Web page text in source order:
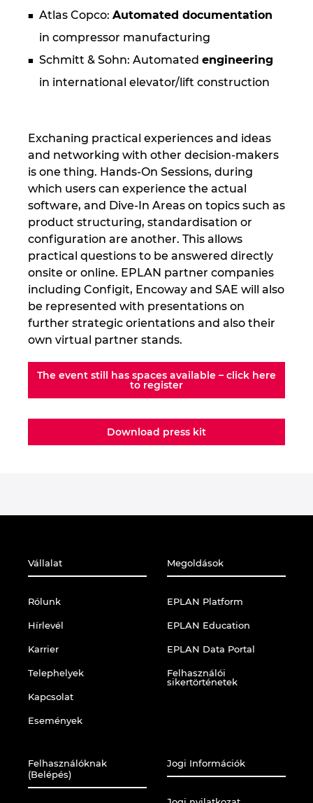
Atlas Copco: Automated documentation
in compressor manufacturing
Schmitt & Sohn: Automated engineering
in international elevator/lift construction
Exchaning practical experiences and ideas
and networking with other decision-makers
is one thing. Hands-On Sessions, during
which users can experience the actual
software, and Dive-In Areas on topics such as
product structuring, standardisation or
configuration are another. This allows
practical questions to be answered directly
onsite or online. EPLAN partner companies
including Configit, Encoway and SAE will also
be represented with presentations on
further strategic orientations and also their
own virtual partner stands.
The event still has spaces available – click here
to register
Download press kit
Vállalat
Rólunk
Hírlevél
Karrier
Telephelyek
Kapcsolat
Események
Megoldások
EPLAN Platform
EPLAN Education
EPLAN Data Portal
Felhasználói
sikertörténetek
Felhasználóknak
(Belépés)
Jogi Információk